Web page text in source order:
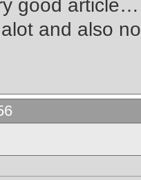
good
and also